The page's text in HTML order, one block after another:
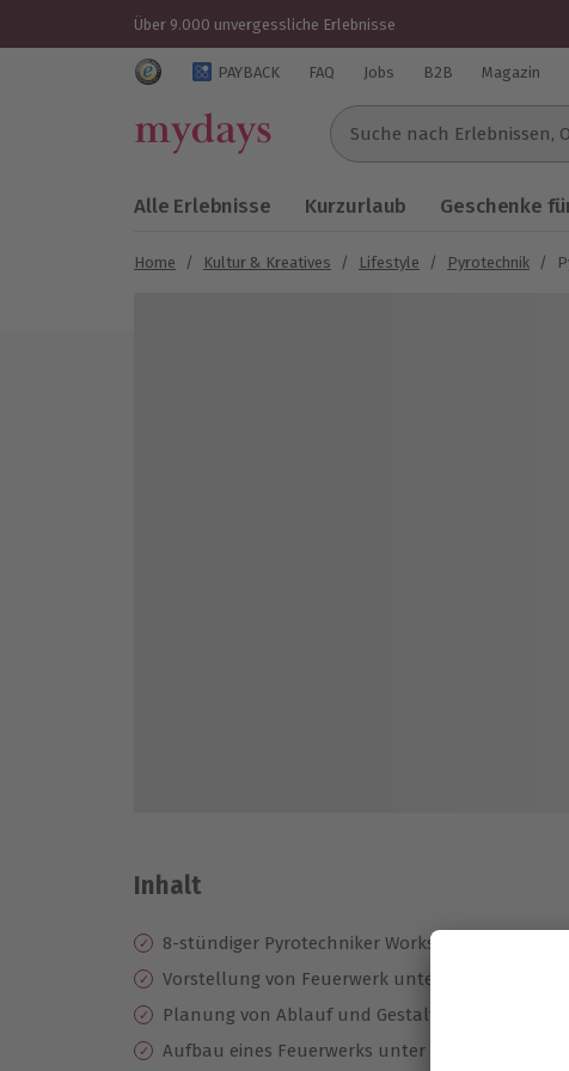
Über 9.000 unvergessliche Erlebnisse
Trustedshops Bewertungen für mydays.de
PAYBACK FAQ Jobs B2B Magazin
Suche nach Erlebnissen...
Alle Erlebnisse Kurzurlaub Geschenke
Home / Kultur & Kreatives / Lifestyle / Pyrotechnik /
Inhalt
8-stündiger Pyrotechniker Workshop
Vorstellung von Feuerwerk unterschiedlicher
Planung von Ablauf und Gestaltung eines
Aufbau eines Feuerwerks unter Anleitung